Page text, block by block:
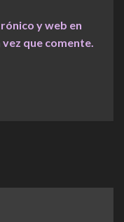
y web en
que comente.